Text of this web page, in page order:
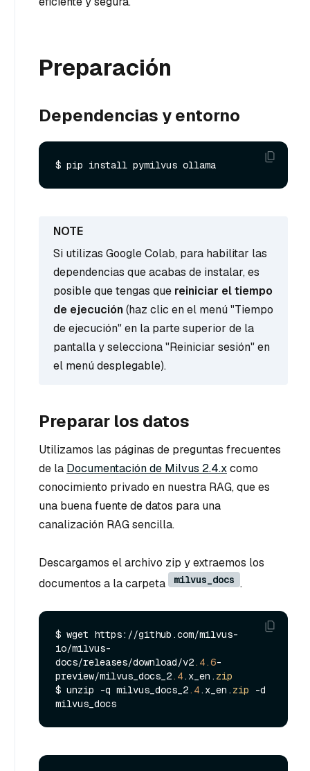
Preparación
Dependencias y entorno
Si utilizas Google Colab, para habilitar las
dependencias que acabas de instalar, es
posible que tengas que reiniciar el tiempo
de ejecución(haz clic en el menú "Tiempo
de ejecución" en la parte superior de la
pantalla y selecciona "Reiniciar sesión" en
el menú desplegable).
Preparar los datos
Utilizamos las páginas de preguntas frecuentes
de la Documentación de Milvus 2.4.xcomo
conocimiento privado en nuestra RAG, que es
una buena fuente de datos para una
canalización RAG sencilla.
Descargamos el archivo zip y extraemos los
documentos a la carpeta
milvus_docs .
$ wget https://github.com/milvus-
io/milvus-
docs/releases/download/v2.4.6-
preview/milvus_docs_2.4.x_en. zip
$ unzip -q milvus_docs_2.4.x_en. zip -d